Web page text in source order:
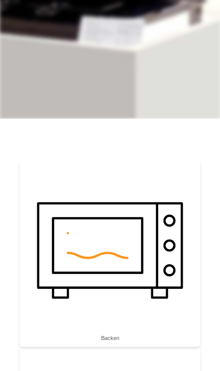
Backen